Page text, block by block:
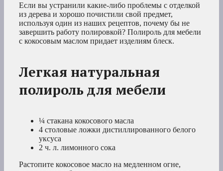
Если вы устранили какие-либо проблемы с отделкой
из дерева и хорошо почистили свой предмет,
используя один из наших рецептов, почему бы не
завершить работу полировкой? Полироль для мебели
с кокосовым маслом придает изделиям блеск.
Легкая натуральная
полироль для мебели
¼ стакана кокосового масла
4 столовые ложки дистиллированного белого
уксуса
2 ч. л. лимонного сока
Растопите кокосовое масло на медленном огне,